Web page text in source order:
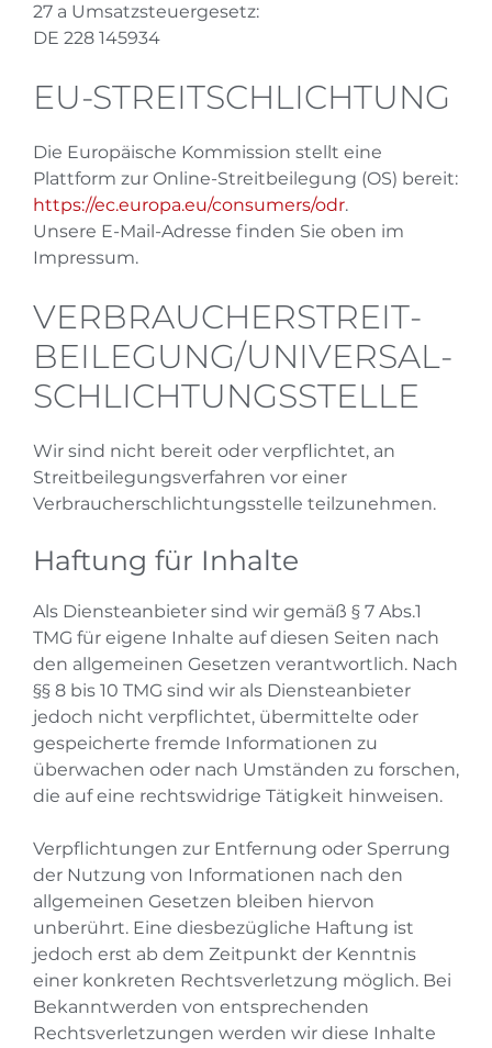
27 a Umsatzsteuergesetz:
DE 228 145934
EU-STREITSCHLICHTUNG
Die Europäische Kommission stellt eine
Plattform zur Online-Streitbeilegung (OS) bereit:
https://ec.europa.eu/consumers/odr.
Unsere E-Mail-Adresse finden Sie oben im
Impressum.
VERBRAUCHER­STREIT­
BEILEGUNG/UNIVERSAL­
SCHLICHTUNGS­STELLE
Wir sind nicht bereit oder verpflichtet, an
Streitbeilegungsverfahren vor einer
Verbraucherschlichtungsstelle teilzunehmen.
Haftung für Inhalte
Als Diensteanbieter sind wir gemäß § 7 Abs.1
TMG für eigene Inhalte auf diesen Seiten nach
den allgemeinen Gesetzen verantwortlich. Nach
§§ 8 bis 10 TMG sind wir als Diensteanbieter
jedoch nicht verpflichtet, übermittelte oder
gespeicherte fremde Informationen zu
überwachen oder nach Umständen zu forschen,
die auf eine rechtswidrige Tätigkeit hinweisen.
Verpflichtungen zur Entfernung oder Sperrung
der Nutzung von Informationen nach den
allgemeinen Gesetzen bleiben hiervon
unberührt. Eine diesbezügliche Haftung ist
jedoch erst ab dem Zeitpunkt der Kenntnis
einer konkreten Rechtsverletzung möglich. Bei
Bekanntwerden von entsprechenden
Rechtsverletzungen werden wir diese Inhalte